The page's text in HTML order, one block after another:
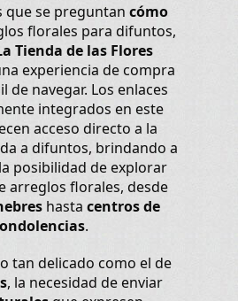
que se preguntan cómo
florales para difuntos,
Tienda de las Flores
experiencia de compra
de navegar. Los enlaces
integrados en este
acceso directo a la
a difuntos, brindando a
posibilidad de explorar
arreglos florales, desde
hasta centros de
.
tan delicado como el de
, la necesidad de enviar